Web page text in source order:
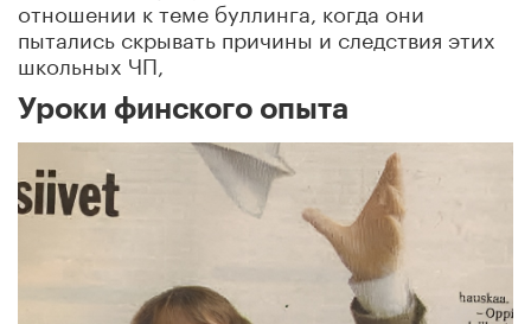
отношении к теме буллинга, когда они
пытались скрывать причины и следствия этих
школьных ЧП,
Уроки финского опыта